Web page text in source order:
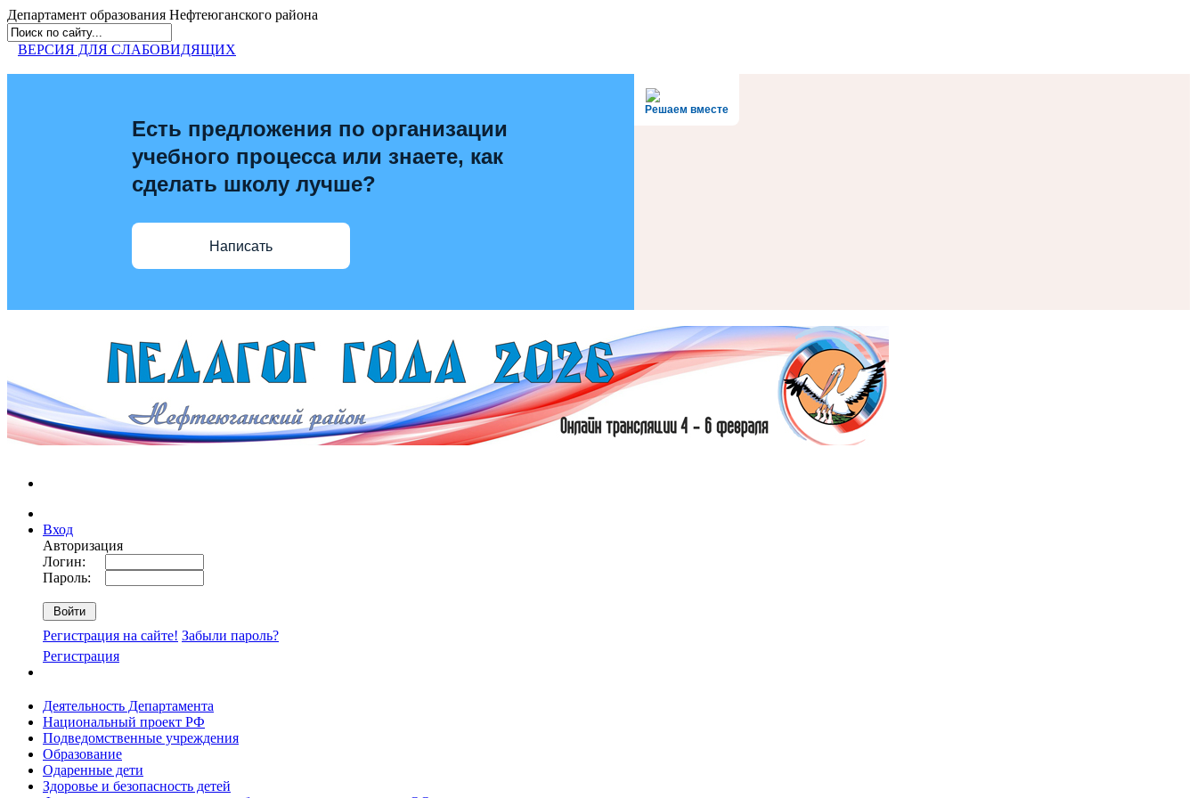
Департамент образования Нефтеюганского района
ВЕРСИЯ ДЛЯ СЛАБОВИДЯЩИХ
Решаем вместе
Есть предложения по организации
учебного процесса или знаете, как
сделать школу лучше?
Написать
Вход
Авторизация
Логин:
Пароль:
Регистрация на сайте! Забыли пароль?
Регистрация
Деятельность Департамента
Национальный проект РФ
Подведомственные учреждения
Образование
Одаренные дети
Здоровье и безопасность детей